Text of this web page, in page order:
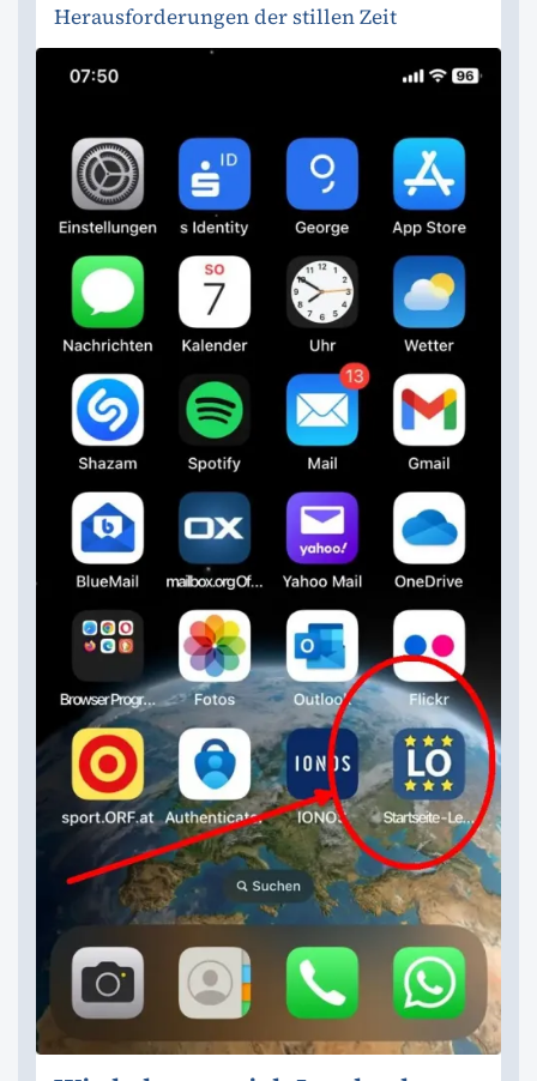
Herausforderungen der stillen Zeit